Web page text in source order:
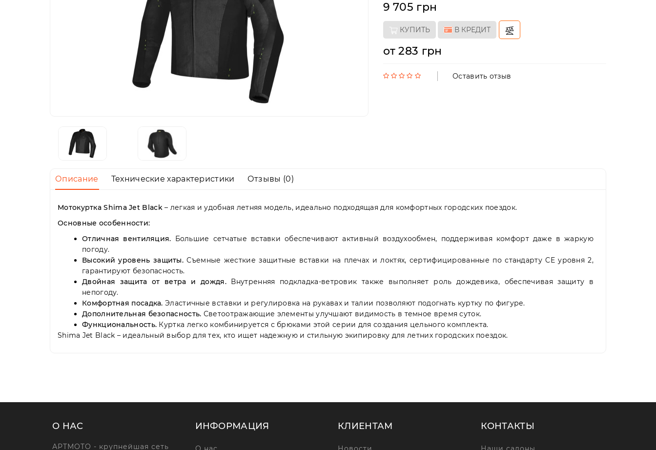
9 705 грн
КУПИТЬ В КРЕДИТ
от 283 грн
Оставить отзыв
Описание Технические характеристики Отзывы (0)
Мотокуртка Shima Jet Black– легкая и удобная летняя модель, идеально подходящая для комфортных городских поездок.
Основные особенности:
Отличная вентиляция. Большие сетчатые вставки обеспечивают активный воздухообмен, поддерживая комфорт даже в жаркую
погоду.
Высокий уровень защиты. Съемные жесткие защитные вставки на плечах и локтях, сертифицированные по стандарту CE уровня 2,
гарантируют безопасность.
Двойная защита от ветра и дождя.Внутренняя подкладка-ветровик также выполняет роль дождевика, обеспечивая защиту в
непогоду.
Комфортная посадка. Эластичные вставки и регулировка на рукавах и талии позволяют подогнать куртку по фигуре.
Дополнительная безопасность. Светоотражающие элементы улучшают видимость в темное время суток.
Функциональность. Куртка легко комбинируется с брюками этой серии для создания цельного комплекта.
Shima Jet Black – идеальный выбор для тех, кто ищет надежную и стильную экипировку для летних городских поездок.
О НАС
АРТМОТО - крупнейшая сеть
ИНФОРМАЦИЯ КЛИЕНТАМ КОНТАКТЫ